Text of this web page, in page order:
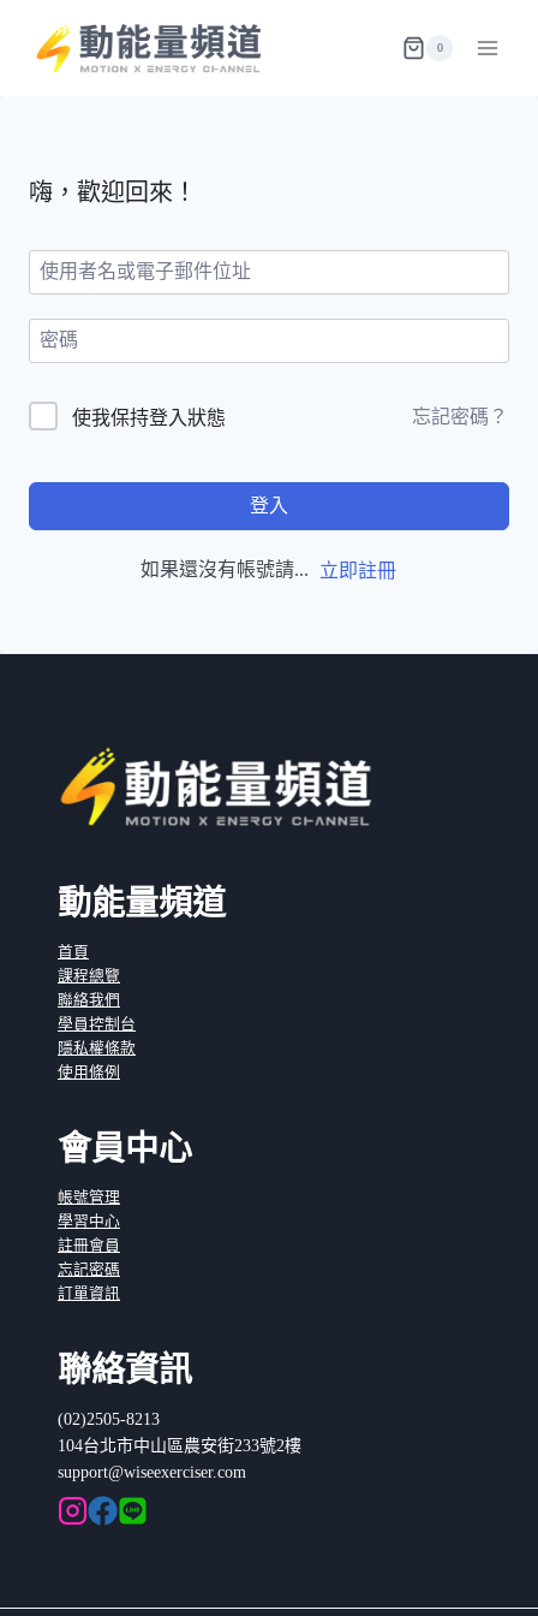
content
0
嗨，歡迎回來！
使我保持登入狀態 忘記密碼？
登入
如果還沒有帳號請... 立即註冊
動能量頻道
首頁
課程總覽
聯絡我們
學員控制台
隱私權條款
使用條例
會員中心
帳號管理
學習中心
註冊會員
忘記密碼
訂單資訊
聯絡資訊
(02)2505-8213
104台北市中山區農安街233號2樓
support@wiseexerciser.com